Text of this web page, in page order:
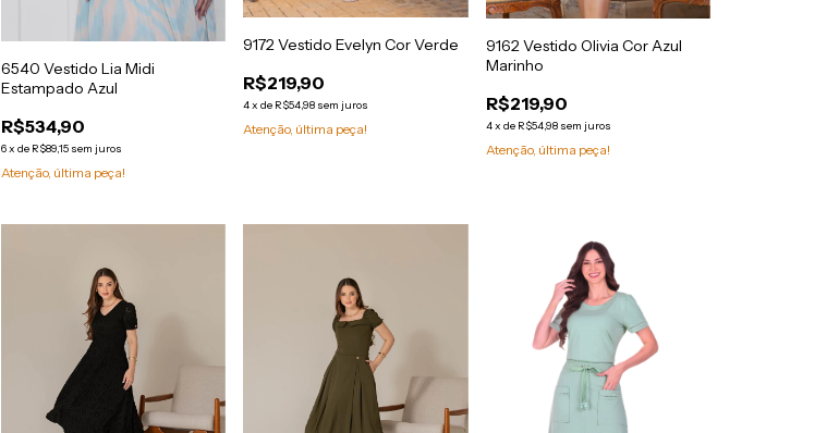
6540 Vestido Lia Midi
Estampado Azul
R$534,90
6x de R$89,15 sem juros
Atenção, última peça!
9172 Vestido Evelyn Cor Verde
R$219,90
4xde R$54,98 sem juros
Atenção, última peça!
9162 Vestido Olivia Cor Azul
Marinho
R$219,90
4x de R$54,98 sem juros
Atenção, última peça!